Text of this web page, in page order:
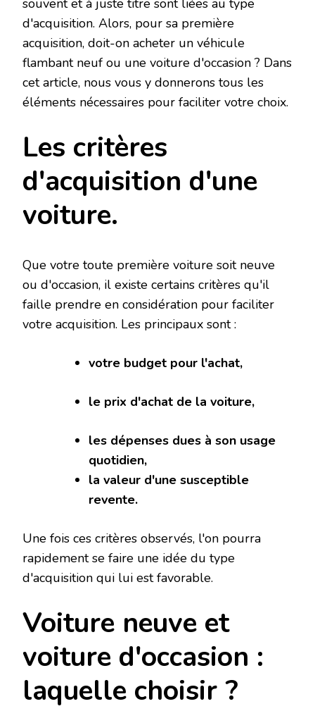
souvent et à juste titre sont liées au type
d'acquisition. Alors, pour sa première
acquisition, doit-on acheter un véhicule
flambant neuf ou une voiture d'occasion ? Dans
cet article, nous vous y donnerons tous les
éléments nécessaires pour faciliter votre choix.
Les critères
d'acquisition d'une
voiture.
Que votre toute première voiture soit neuve
ou d'occasion, il existe certains critères qu'il
faille prendre en considération pour faciliter
votre acquisition. Les principaux sont :
votre budget pour l'achat,
le prix d'achat de la voiture,
les dépenses dues à son usage
quotidien,
la valeur d'une susceptible
revente.
Une fois ces critères observés, l'on pourra
rapidement se faire une idée du type
d'acquisition qui lui est favorable.
Voiture neuve et
voiture d'occasion :
laquelle choisir ?